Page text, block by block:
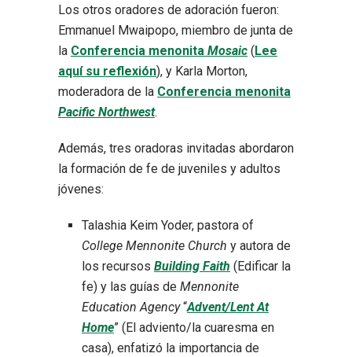
Los otros oradores de adoración fueron:
Emmanuel Mwaipopo, miembro de junta de
la Conferencia menonita Mosaic ( Lee
aquí su reflexión), y Karla Morton,
moderadora de la Conferencia menonita
Pacific Northwest.
Además, tres oradoras invitadas abordaron
la formación de fe de juveniles y adultos
jóvenes:
Talashia Keim Yoder, pastora of
College Mennonite Church y autora de
los recursos Building Faith (Edificar la
fe) y las guías de Mennonite
Education Agency“Advent/Lent At
Home” (El adviento/la cuaresma en
casa), enfatizó la importancia de